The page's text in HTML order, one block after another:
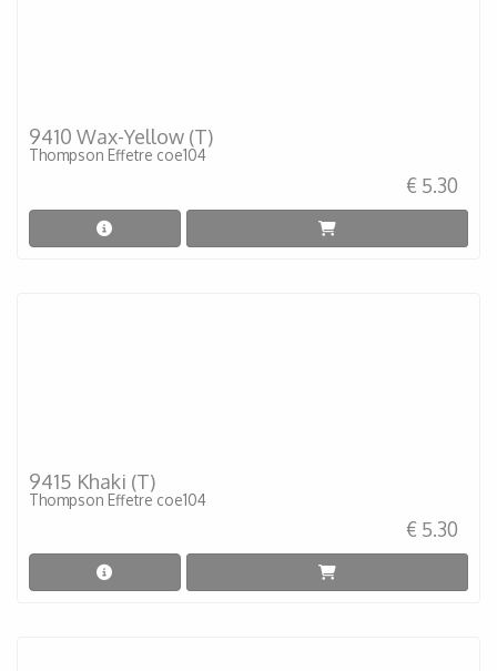
9410 Wax-Yellow (T)
Thompson Effetre coe104
€ 5.30
9415 Khaki (T)
Thompson Effetre coe104
€ 5.30